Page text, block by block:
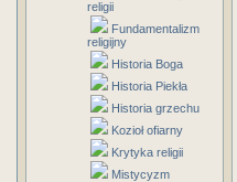
religii
Fundamentalizm
religijny
Historia Boga
Historia Piekła
Historia grzechu
Kozioł ofiarny
Krytyka religii
Mistycyzm